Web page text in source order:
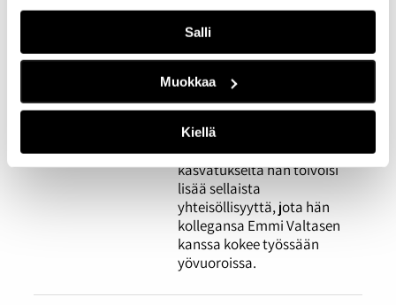
Salli
Muokkaa
Kiellä
Yli 30 vuotta lastenhoidon
parissa työskennellyt Jaana
Aihela-Soini on urallaan
nähnyt vanhemmuuden
painopisteiden muutokset.
Yhteiskunnalta ja lasten
kasvatukselta hän toivoisi
lisää sellaista
yhteisöllisyyttä, jota hän
kollegansa Emmi Valtasen
kanssa kokee työssään
yövuoroissa.